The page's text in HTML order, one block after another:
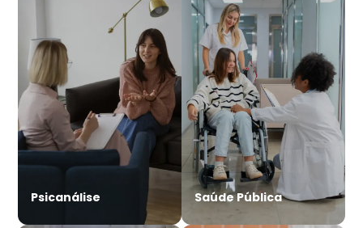
Psicanálise Saúde Pública